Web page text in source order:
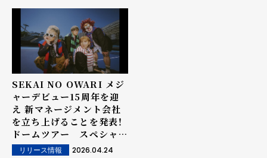
SEKAI NO OWARI メジ
ャーデビュー15周年を迎
え 新マネージメント会社
を立ち上げることを発表！
ドームツアー スペシャル
ティザー映像を公開！
リリース情報 2026.04.24